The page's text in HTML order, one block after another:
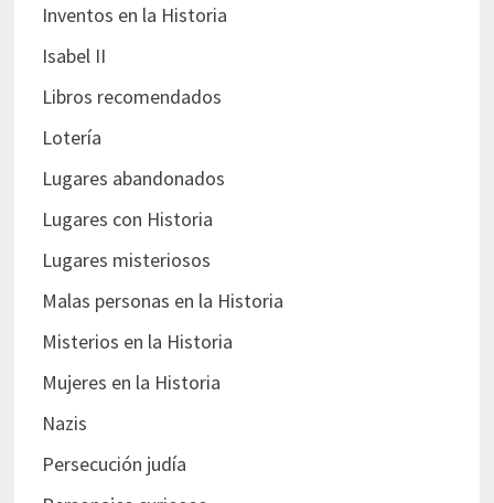
Inventos en la Historia
Isabel II
Libros recomendados
Lotería
Lugares abandonados
Lugares con Historia
Lugares misteriosos
Malas personas en la Historia
Misterios en la Historia
Mujeres en la Historia
Nazis
Persecución judía